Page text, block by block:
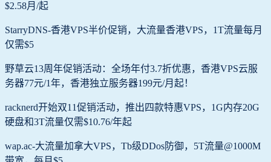
$2.58月/起
StarryDNS-香港VPS半价促销，大流量香港VPS，1T流量每月
仅需$5
野草云13周年促销活动：全场年付3.7折优惠，香港VPS云服
务器77元/1年，香港独立服务器199元/月起！
racknerd开始双11促销活动，推出四款特惠VPS，1G内存20G
硬盘和3T流量仅需$10.76/年起
wap.ac-大流量加拿大VPS，Tb级DDos防御，5T流量@1000M